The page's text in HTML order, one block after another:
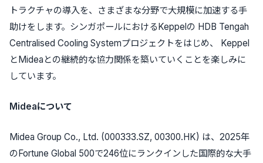
トラクチャの導入を、さまざまな分野で大規模に加速する手
助けをします。シンガポールにおけるKeppelの HDB Tengah
Centralised Cooling Systemプロジェクトをはじめ、 Keppel
とMideaとの継続的な協力関係を築いていくことを楽しみに
しています。
Mideaについて
Midea Group Co., Ltd. (000333.SZ, 00300.HK) は、2025年
のFortune Global 500で246位にランクインした国際的な大手